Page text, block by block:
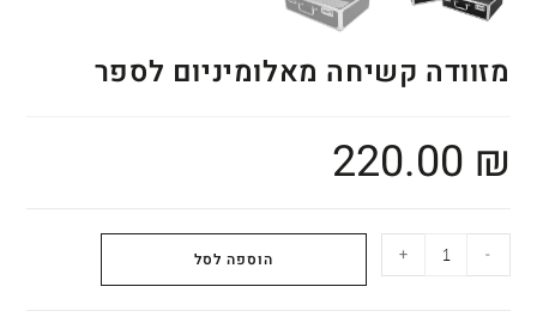
מזוודה קשיחה מאלומיניום לספר
220.00 ₪
-
+ הוספה לסל